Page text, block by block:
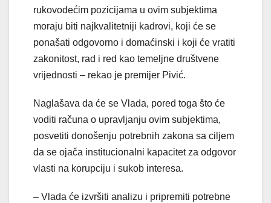
rukovodećim pozicijama u ovim subjektima
moraju biti najkvalitetniji kadrovi, koji će se
ponašati odgovorno i domaćinski i koji će vratiti
zakonitost, rad i red kao temeljne društvene
vrijednosti – rekao je premijer Pivić.
Naglašava da će se Vlada, pored toga što će
voditi računa o upravljanju ovim subjektima,
posvetiti donošenju potrebnih zakona sa ciljem
da se ojača institucionalni kapacitet za odgovor
vlasti na korupciju i sukob interesa.
– Vlada će izvršiti analizu i pripremiti potrebne